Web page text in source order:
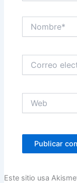
electrónico*
Este sitio usa